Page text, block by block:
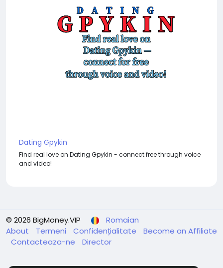
Dating Gpykin
Find real love on Dating Gpykin - connect free through voice
and video!
© 2026 BigMoney.VIP
Romaian
About
Termeni Confidențialitate
Become an Affiliate
Contacteaza-ne
Director